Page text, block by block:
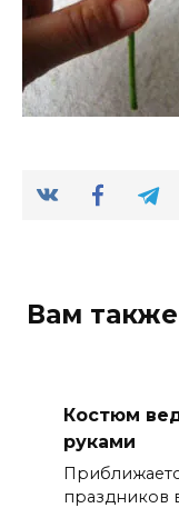
Вам
Костюм
руками
праздников